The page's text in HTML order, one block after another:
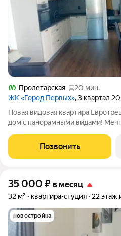
Пролетарская
20 мин.
ЖК «Город Первых», 3 квартал
Новая видовая квартира Евротрешка у Невы
дом с панорамными видами!
евротрешку в доме первой линии идеальное сочетание
комфорта, стиля и захватывающих
Позвонить
35 000 ₽ в месяц
32 м² квартира-студия 22 этаж
новостройка